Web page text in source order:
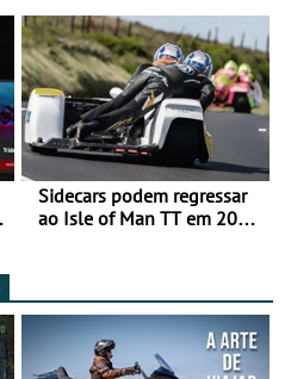
Sidecars podem regressar
ao Isle of Man TT em 2027